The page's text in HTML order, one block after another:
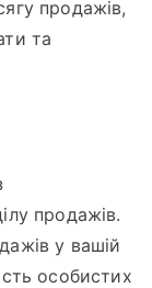
продажів,
та
продажів.
у вашій
особистих